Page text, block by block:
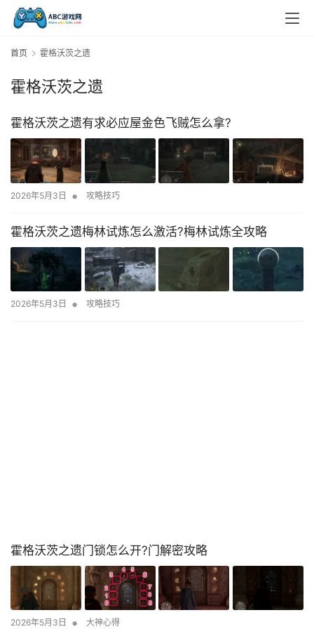
首页 霍格沃茨之遗
霍格沃茨之遗
霍格沃茨之遗有求必应屋金色飞贼怎么拿?
2026年5月3日 • 攻略技巧
霍格沃茨之遗梅林试炼怎么激活?梅林试炼全攻略
2026年5月3日 • 攻略技巧
霍格沃茨之遗门锁怎么开?门解密攻略
2026年5月3日 • 大神心得